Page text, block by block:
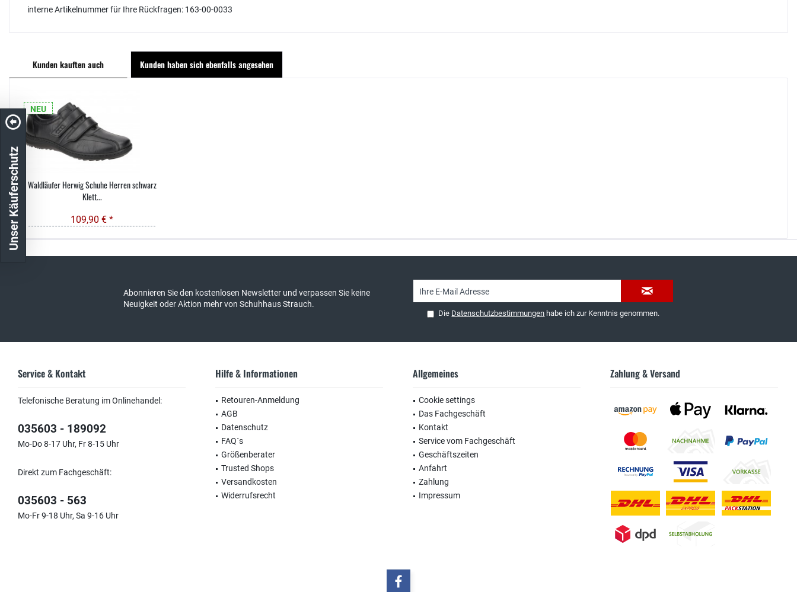
interne Artikelnummer für Ihre Rückfragen: 163-00-0033
Kunden kauften auch Kunden haben sich ebenfalls angesehen
NEU
Waldläufer Herwig Schuhe Herren schwarz
Klett...
109,90 € *
Abonnieren Sie den kostenlosen Newsletter und verpassen Sie keine
Neuigkeit oder Aktion mehr von Schuhhaus Strauch.
Die Datenschutzbestimmungen habe ich zur Kenntnis genommen.
Service & Kontakt
Telefonische Beratung im Onlinehandel:
035603 - 189092
Mo-Do 8-17 Uhr, Fr 8-15 Uhr
Direkt zum Fachgeschäft:
035603 - 563
Mo-Fr 9-18 Uhr, Sa 9-16 Uhr
Hilfe & Informationen
Retouren-Anmeldung
AGB
Datenschutz
FAQ´s
Größenberater
Trusted Shops
Versandkosten
Widerrufsrecht
Allgemeines
Cookie settings
Das Fachgeschäft
Kontakt
Service vom Fachgeschäft
Geschäftszeiten
Anfahrt
Zahlung
Impressum
Zahlung & Versand
Unser Käuferschutz